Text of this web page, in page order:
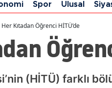
Spor Ulusal
Her Kıtadan Öğrenci HİTÜ’de
(HİTÜ) farklı